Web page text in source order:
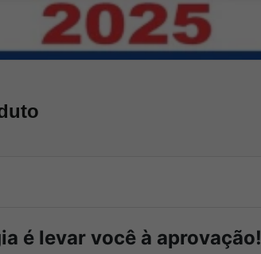
é levar você à aprovação!